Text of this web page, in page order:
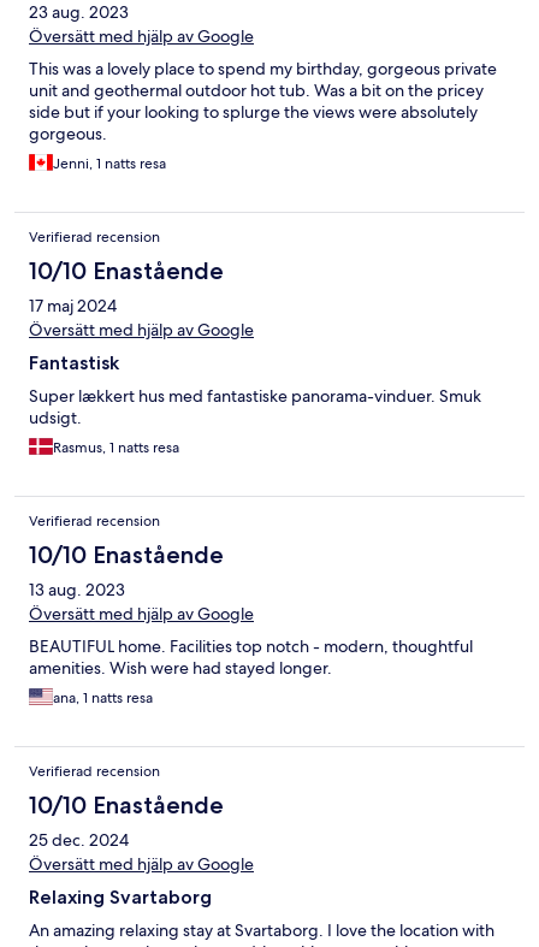
23 aug. 2023
Översätt med hjälp av Google
This was a lovely place to spend my birthday, gorgeous private
unit and geothermal outdoor hot tub. Was a bit on the pricey
side but if your looking to splurge the views were absolutely
gorgeous.
Jenni, 1 natts resa
Verifierad recension
10/10 Enastående
17 maj 2024
Översätt med hjälp av Google
Fantastisk
Super lækkert hus med fantastiske panorama-vinduer. Smuk
udsigt.
Rasmus, 1 natts resa
Verifierad recension
10/10 Enastående
13 aug. 2023
Översätt med hjälp av Google
BEAUTIFUL home. Facilities top notch - modern, thoughtful
amenities. Wish were had stayed longer.
ana, 1 natts resa
Verifierad recension
10/10 Enastående
25 dec. 2024
Översätt med hjälp av Google
Relaxing Svartaborg
An amazing relaxing stay at Svartaborg. I love the location with